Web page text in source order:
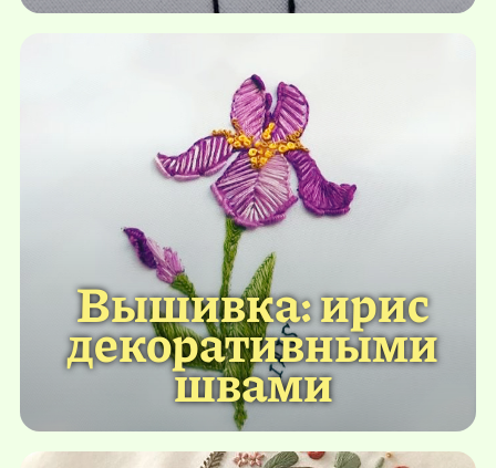
Вышивка: ирис
декоративными
швами